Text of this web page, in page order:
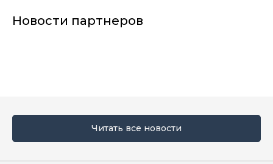
Новости партнеров
Читать все новости